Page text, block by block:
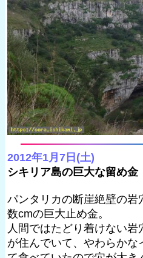
2012年1月7日(土)
シキリア島の巨大な留め金
パンタリカの断崖絶壁の
数cmの巨大止め金。
人間ではたどり着けない
が住んでいて、やわらかな